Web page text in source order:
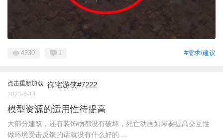
#需求/建议
4330 1
点击重新加载 御宅游侠#7222
2023-6-14
模型资源的适用性待提高
大部分建筑，还有装饰物都没有破坏，死亡动画如果要提高交互性
做环境受击反馈的话就没有什么好的 ...